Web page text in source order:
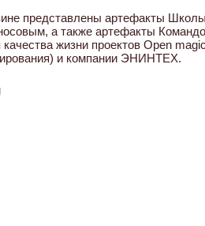
представлены артефакты
а также артефакты
жизни проектов Open
и компании ЭНИНТЕХ.